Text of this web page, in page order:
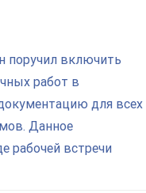
поручил включить
работ в
для всех
Данное
рабочей встречи